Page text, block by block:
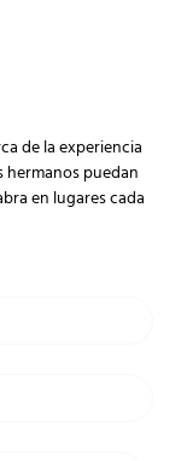
de la experiencia
puedan
en lugares cada